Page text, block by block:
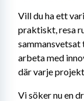
Vill du ha ett
praktiskt, resa
sammansvetsat
arbeta med
där varje
Vi söker nu en